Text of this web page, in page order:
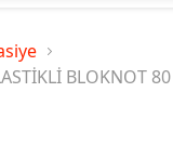
BLOKNOT